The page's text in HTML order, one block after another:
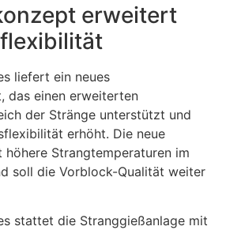
erweitert
liefert ein neues
das einen erweiterten
der Stränge unterstützt und
erhöht. Die neue
höhere Strangtemperaturen im
soll die Vorblock-Qualität weiter
stattet die Stranggießanlage mit